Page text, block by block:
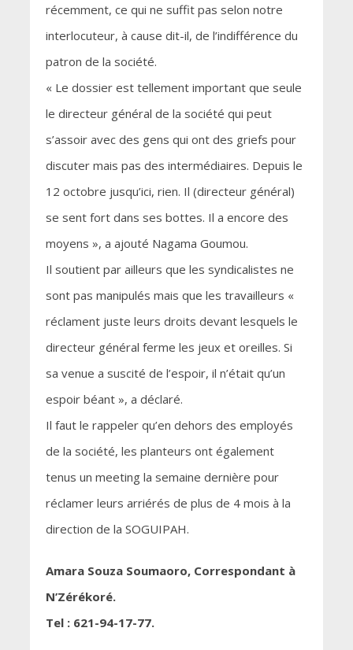
récemment, ce qui ne suffit pas selon notre
interlocuteur, à cause dit-il, de l’indifférence du
patron de la société.
« Le dossier est tellement important que seule
le directeur général de la société qui peut
s’assoir avec des gens qui ont des griefs pour
discuter mais pas des intermédiaires. Depuis le
12 octobre jusqu’ici, rien. Il (directeur général)
se sent fort dans ses bottes. Il a encore des
moyens », a ajouté Nagama Goumou.
Il soutient par ailleurs que les syndicalistes ne
sont pas manipulés mais que les travailleurs «
réclament juste leurs droits devant lesquels le
directeur général ferme les jeux et oreilles. Si
sa venue a suscité de l’espoir, il n’était qu’un
espoir béant », a déclaré.
Il faut le rappeler qu’en dehors des employés
de la société, les planteurs ont également
tenus un meeting la semaine dernière pour
réclamer leurs arriérés de plus de 4 mois à la
direction de la SOGUIPAH.
Amara Souza Soumaoro, Correspondant à
N’Zérékoré.
Tel : 621-94-17-77.